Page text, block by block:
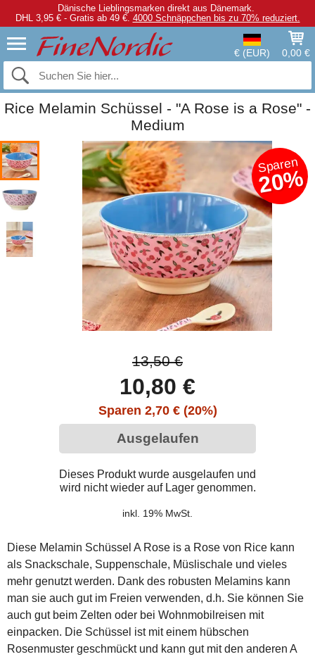
Dänische Lieblingsmarken direkt aus Dänemark.
DHL 3,95 € - Gratis ab 49 €. 4000 Schnäppchen bis zu 70% reduziert.
€ (EUR) 0,00 €
Rice Melamin Schüssel - "A Rose is a Rose" -
Medium
Sparen
20%
13,50 €
10,80 €
Sparen 2,70 € (20%)
Ausgelaufen
Dieses Produkt wurde ausgelaufen und
wird nicht wieder auf Lager genommen.
inkl. 19% MwSt.
Diese Melamin Schüssel A Rose is a Rose von Rice kann
als Snackschale, Suppenschale, Müslischale und vieles
mehr genutzt werden. Dank des robusten Melamins kann
man sie auch gut im Freien verwenden, d.h. Sie können Sie
auch gut beim Zelten oder bei Wohnmobilreisen mit
einpacken. Die Schüssel ist mit einem hübschen
Rosenmuster geschmückt und kann gut mit den anderen A